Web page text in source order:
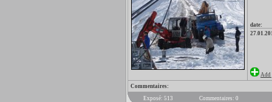
date:
Add
Commentaires:
Exposé: 513
Commentaires: 0